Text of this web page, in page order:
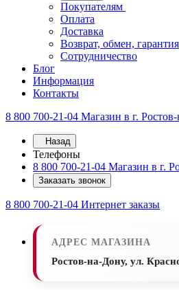
Покупателям
Оплата
Доставка
Возврат, обмен, гарантия
Сотрудничество
Блог
Информация
Контакты
8 800 700-21-04 Магазин в г.
Назад
Телефоны
8 800 700-21-04 Магазин в г.
Заказать звонок
8 800 700-21-04 Интернет заказы
АДРЕС МАГАЗИНА
Ростов-на-Дону, ул.